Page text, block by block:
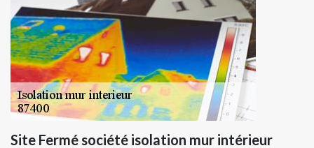
Site Fermé société isolation mur intérieur